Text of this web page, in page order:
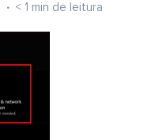
< 1 min de leitura